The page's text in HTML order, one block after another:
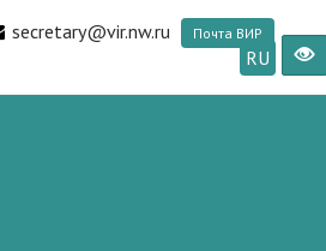
secretary@vir.nw.ru
Почта ВИР
RU